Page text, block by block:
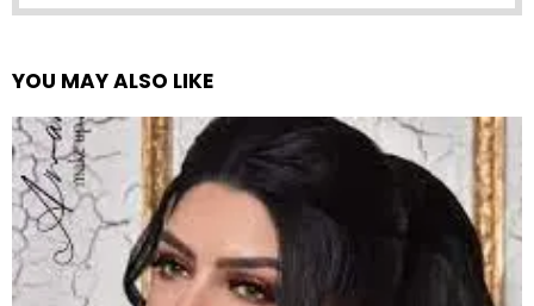
YOU MAY ALSO LIKE